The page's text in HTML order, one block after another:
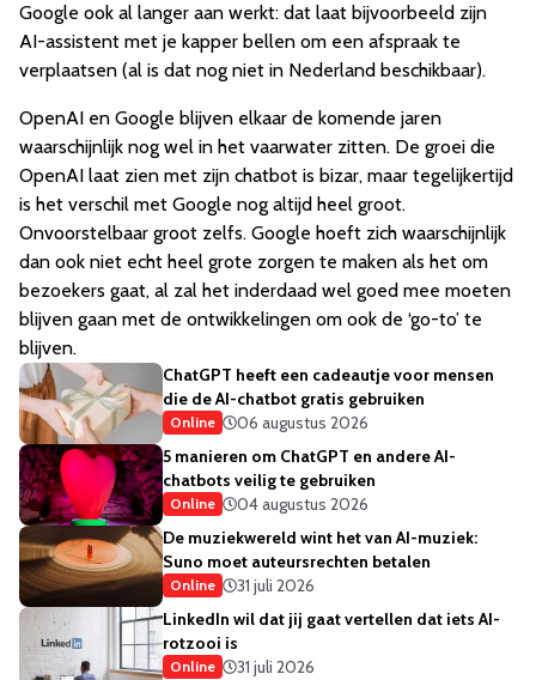
Google ook al langer aan werkt: dat laat bijvoorbeeld zijn
AI-assistent met je kapper bellen om een afspraak te
verplaatsen (al is dat nog niet in Nederland beschikbaar).
OpenAI en Google blijven elkaar de komende jaren
waarschijnlijk nog wel in het vaarwater zitten. De groei die
OpenAI laat zien met zijn chatbot is bizar, maar tegelijkertijd
is het verschil met Google nog altijd heel groot.
Onvoorstelbaar groot zelfs. Google hoeft zich waarschijnlijk
dan ook niet echt heel grote zorgen te maken als het om
bezoekers gaat, al zal het inderdaad wel goed mee moeten
blijven gaan met de ontwikkelingen om ook de ‘go-to’ te
blijven.
ChatGPT heeft een cadeautje voor mensen
die de AI-chatbot gratis gebruiken
Online
06 augustus 2026
5 manieren om ChatGPT en andere AI-
chatbots veilig te gebruiken
Online
04 augustus 2026
De muziekwereld wint het van AI-muziek:
Suno moet auteursrechten betalen
Online
31 juli 2026
LinkedIn wil dat jij gaat vertellen dat iets AI-
rotzooi is
Online 31 juli 2026